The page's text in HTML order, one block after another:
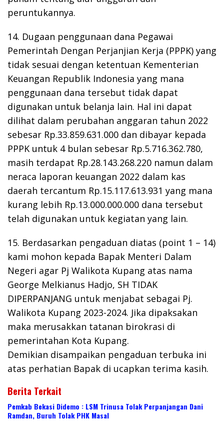
peruntukannya.
14. Dugaan penggunaan dana Pegawai
Pemerintah Dengan Perjanjian Kerja (PPPK) yang
tidak sesuai dengan ketentuan Kementerian
Keuangan Republik Indonesia yang mana
penggunaan dana tersebut tidak dapat
digunakan untuk belanja lain. Hal ini dapat
dilihat dalam perubahan anggaran tahun 2022
sebesar Rp.33.859.631.000 dan dibayar kepada
PPPK untuk 4 bulan sebesar Rp.5.716.362.780,
masih terdapat Rp.28.143.268.220 namun dalam
neraca laporan keuangan 2022 dalam kas
daerah tercantum Rp.15.117.613.931 yang mana
kurang lebih Rp.13.000.000.000 dana tersebut
telah digunakan untuk kegiatan yang lain.
15. Berdasarkan pengaduan diatas (point 1 – 14)
kami mohon kepada Bapak Menteri Dalam
Negeri agar Pj Walikota Kupang atas nama
George Melkianus Hadjo, SH TIDAK
DIPERPANJANG untuk menjabat sebagai Pj.
Walikota Kupang 2023-2024. Jika dipaksakan
maka merusakkan tatanan birokrasi di
pemerintahan Kota Kupang.
Demikian disampaikan pengaduan terbuka ini
atas perhatian Bapak di ucapkan terima kasih.
Berita Terkait
Pemkab Bekasi Didemo : LSM Trinusa Tolak Perpanjangan Dani
Ramdan, Buruh Tolak PHK Masal